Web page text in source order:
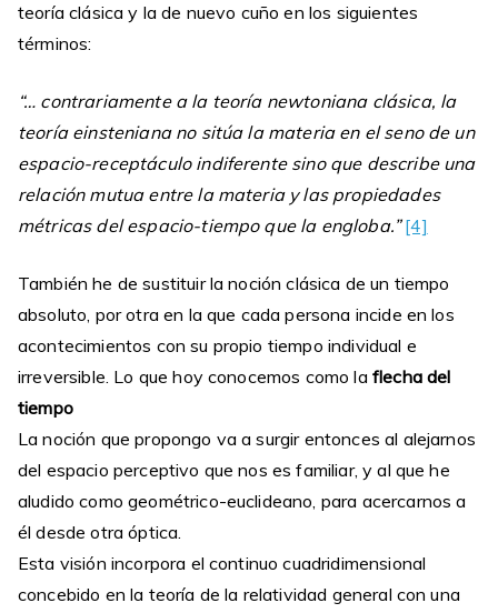
teoría clásica y la de nuevo cuño en los siguientes
términos:
“… contrariamente a la teoría newtoniana clásica, la
teoría einsteniana no sitúa la materia en el seno de un
espacio-receptáculo indiferente sino que describe una
relación mutua entre la materia y las propiedades
métricas del espacio-tiempo que la engloba.” [4]
También he de sustituir la noción clásica de un tiempo
absoluto, por otra en la que cada persona incide en los
acontecimientos con su propio tiempo individual e
irreversible. Lo que hoy conocemos como la flecha del
tiempo
La noción que propongo va a surgir entonces al alejarnos
del espacio perceptivo que nos es familiar, y al que he
aludido como geométrico-euclideano, para acercarnos a
él desde otra óptica.
Esta visión incorpora el continuo cuadridimensional
concebido en la teoría de la relatividad general con una